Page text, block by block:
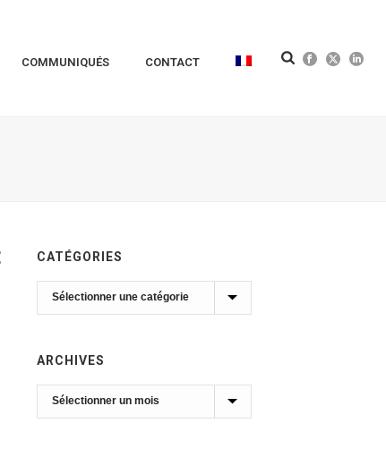
COMMUNIQUÉS CONTACT
CATÉGORIES
Catégories
ARCHIVES
Archives